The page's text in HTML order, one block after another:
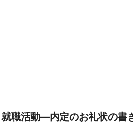
就職活動―内定のお礼状の書